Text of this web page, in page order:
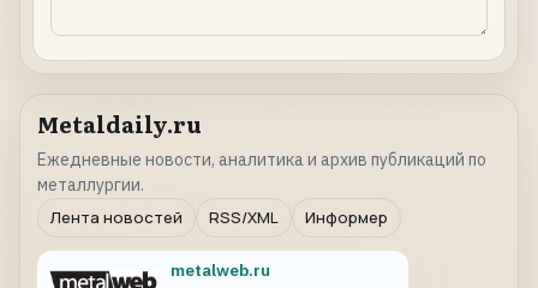
Metaldaily.ru
Ежедневные новости, аналитика и архив публикаций по
металлургии.
Лента новостей
RSS/XML Информер
metalweb.ru